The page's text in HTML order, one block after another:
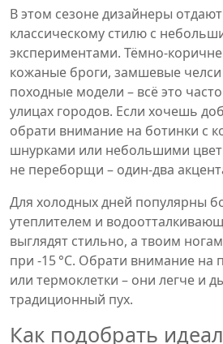
В этом сезоне дизайнеры
классическому стилю с
экспериментами. Тёмно-
кожаные броги, замшевые
походные модели – всё это
улицах городов. Если хочешь
обрати внимание на ботинки с
шнурками или небольшими
не переборщи – один‑два
Для холодных дней популярны
утеплителем и
выглядят стильно, а твоим
при -15 °C. Обрати внимание на
или термоклетки – они легче и
традиционный пух.
Как подобрать